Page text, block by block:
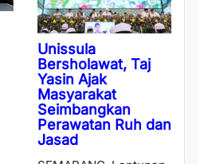
Unissula
Bersholawat, Taj
Yasin Ajak
Masyarakat
Seimbangkan
Perawatan Ruh dan
Jasad